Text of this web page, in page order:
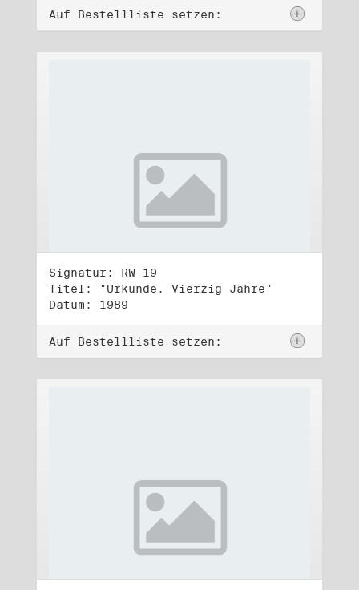
Auf Bestellliste setzen:
Signatur: RW 19
Titel: "Urkunde. Vierzig Jahre"
Datum: 1989
Auf Bestellliste setzen: